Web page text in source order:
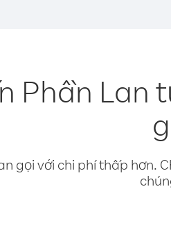
Phần Lan
gọi với chi phí thấp hơn.